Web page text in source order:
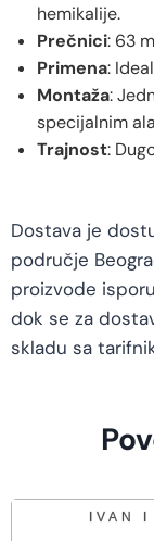
hemikalije.
Prečnici: 63
Primena:
Montaža:
specijalnim
Trajnost:
Dostava je
područje
proizvode
dok se za
skladu sa